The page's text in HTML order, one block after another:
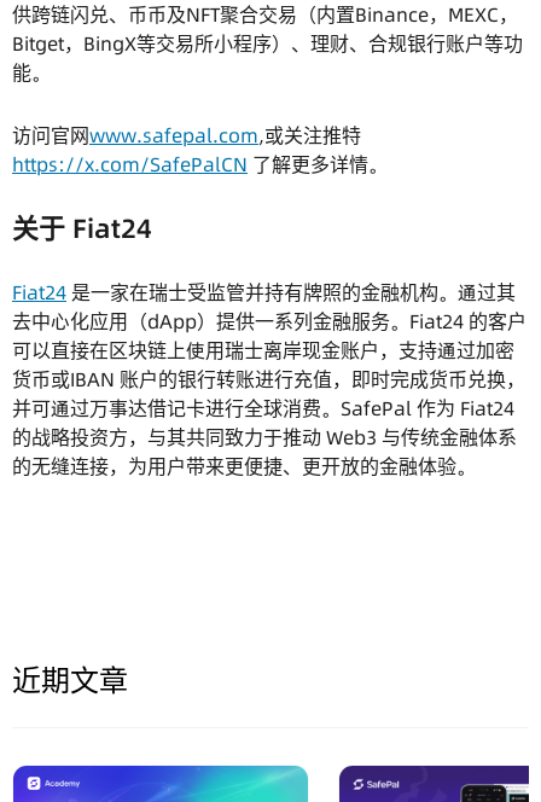
供跨链闪兑、币币及NFT聚合交易（内置Binance，MEXC，
Bitget，BingX等交易所小程序）、理财、合规银行账户等功
能。
访问官网www.safepal.com,或关注推特
https://x.com/SafePalCN 了解更多详情。
关于 Fiat24
Fiat24 是一家在瑞士受监管并持有牌照的金融机构。通过其
去中心化应用（dApp）提供一系列金融服务。Fiat24 的客户
可以直接在区块链上使用瑞士离岸现金账户，支持通过加密
货币或IBAN 账户的银行转账进行充值，即时完成货币兑换，
并可通过万事达借记卡进行全球消费。SafePal 作为 Fiat24
的战略投资方，与其共同致力于推动 Web3 与传统金融体系
的无缝连接，为用户带来更便捷、更开放的金融体验。
近期文章